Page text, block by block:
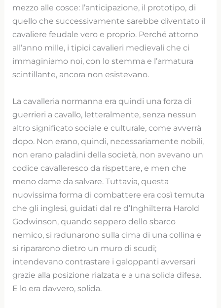
mezzo alle cosce: l’anticipazione, il prototipo, di
quello che successivamente sarebbe diventato il
cavaliere feudale vero e proprio. Perché attorno
all’anno mille, i tipici cavalieri medievali che ci
immaginiamo noi, con lo stemma e l’armatura
scintillante, ancora non esistevano.
La cavalleria normanna era quindi una forza di
guerrieri a cavallo, letteralmente, senza nessun
altro significato sociale e culturale, come avverrà
dopo. Non erano, quindi, necessariamente nobili,
non erano paladini della società, non avevano un
codice cavalleresco da rispettare, e men che
meno dame da salvare. Tuttavia, questa
nuovissima forma di combattere era così temuta
che gli inglesi, guidati dal re d’Inghilterra Harold
Godwinson, quando seppero dello sbarco
nemico, si radunarono sulla cima di una collina e
si ripararono dietro un muro di scudi;
intendevano contrastare i galoppanti avversari
grazie alla posizione rialzata e a una solida difesa.
E lo era davvero, solida.